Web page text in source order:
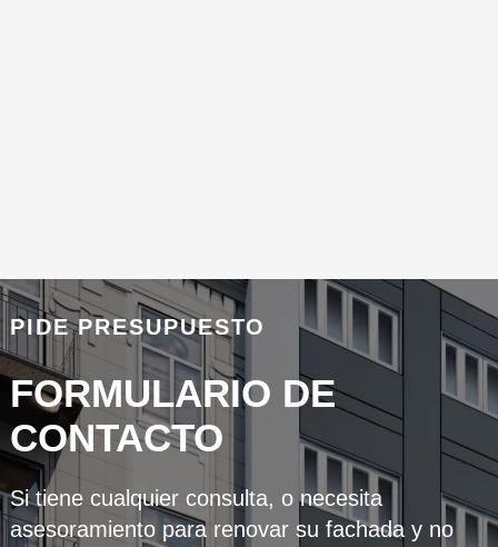
PIDE PRESUPUESTO
FORMULARIO DE
CONTACTO
Si tiene cualquier consulta, o necesita
asesoramiento para renovar su fachada y no